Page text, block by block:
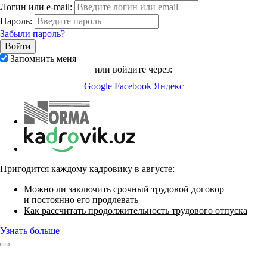
Логин или e-mail:
Пароль:
Забыли пароль?
Запомнить меня
или войдите через:
Google Facebook Яндекс
Пригодится каждому кадровику в августе:
Можно ли заключить срочный трудовой договор
и постоянно его продлевать
Как рассчитать продолжительность трудового отпуска
Узнать больше